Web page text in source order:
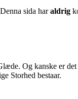
sida haraldrig
Og kanske er det
Storhed bestaar.